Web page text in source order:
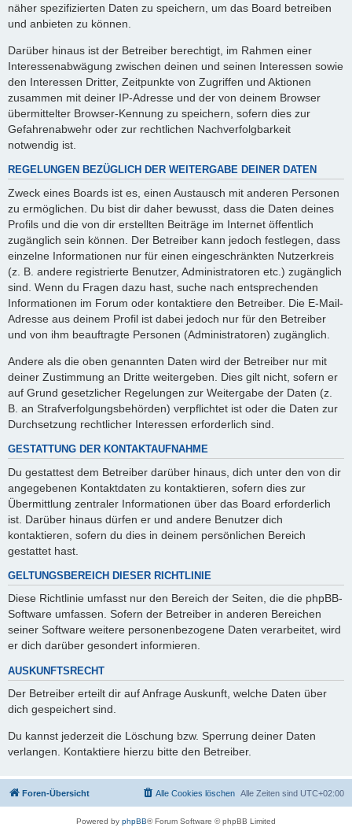
näher spezifizierten Daten zu speichern, um das Board betreiben
und anbieten zu können.
Darüber hinaus ist der Betreiber berechtigt, im Rahmen einer
Interessenabwägung zwischen deinen und seinen Interessen sowie
den Interessen Dritter, Zeitpunkte von Zugriffen und Aktionen
zusammen mit deiner IP-Adresse und der von deinem Browser
übermittelter Browser-Kennung zu speichern, sofern dies zur
Gefahrenabwehr oder zur rechtlichen Nachverfolgbarkeit
notwendig ist.
REGELUNGEN BEZÜGLICH DER WEITERGABE DEINER DATEN
Zweck eines Boards ist es, einen Austausch mit anderen Personen
zu ermöglichen. Du bist dir daher bewusst, dass die Daten deines
Profils und die von dir erstellten Beiträge im Internet öffentlich
zugänglich sein können. Der Betreiber kann jedoch festlegen, dass
einzelne Informationen nur für einen eingeschränkten Nutzerkreis
(z. B. andere registrierte Benutzer, Administratoren etc.) zugänglich
sind. Wenn du Fragen dazu hast, suche nach entsprechenden
Informationen im Forum oder kontaktiere den Betreiber. Die E-Mail-
Adresse aus deinem Profil ist dabei jedoch nur für den Betreiber
und von ihm beauftragte Personen (Administratoren) zugänglich.
Andere als die oben genannten Daten wird der Betreiber nur mit
deiner Zustimmung an Dritte weitergeben. Dies gilt nicht, sofern er
auf Grund gesetzlicher Regelungen zur Weitergabe der Daten (z.
B. an Strafverfolgungsbehörden) verpflichtet ist oder die Daten zur
Durchsetzung rechtlicher Interessen erforderlich sind.
GESTATTUNG DER KONTAKTAUFNAHME
Du gestattest dem Betreiber darüber hinaus, dich unter den von dir
angegebenen Kontaktdaten zu kontaktieren, sofern dies zur
Übermittlung zentraler Informationen über das Board erforderlich
ist. Darüber hinaus dürfen er und andere Benutzer dich
kontaktieren, sofern du dies in deinem persönlichen Bereich
gestattet hast.
GELTUNGSBEREICH DIESER RICHTLINIE
Diese Richtlinie umfasst nur den Bereich der Seiten, die die phpBB-
Software umfassen. Sofern der Betreiber in anderen Bereichen
seiner Software weitere personenbezogene Daten verarbeitet, wird
er dich darüber gesondert informieren.
AUSKUNFTSRECHT
Der Betreiber erteilt dir auf Anfrage Auskunft, welche Daten über
dich gespeichert sind.
Du kannst jederzeit die Löschung bzw. Sperrung deiner Daten
verlangen. Kontaktiere hierzu bitte den Betreiber.
Foren-Übersicht Alle Zeiten sind UTC+02:00
Alle Cookies löschen
Powered by phpBB® Forum Software © phpBB Limited